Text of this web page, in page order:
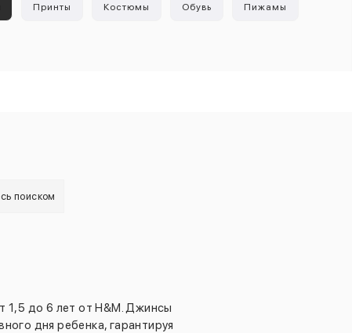
Принты Костюмы Обувь Пижамы
поиском
1,5 до 6 лет от H&M. Джинсы
дня ребенка, гарантируя